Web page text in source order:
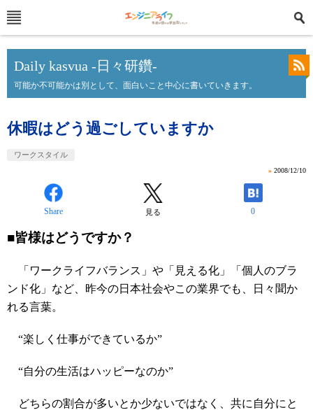
Daily kasvua -日々研鑽-
可能か不可能かは別として、面白いこと中心に書いていきます。
休暇はどう過ごしていますか
ワークスタイル
» 2008/12/10
Share 見る 0
■皆様はどうですか？
「ワークライフバランス」や「見える化」「個人のブラ
ンド化」など、昨今の日本社会やこの業界でも、日々聞か
れる言葉。
“楽しく仕事ができているか”
“自分の生活はハッピーなのか”
どちらの割合が多いとか少ないではなく、共に自分にと